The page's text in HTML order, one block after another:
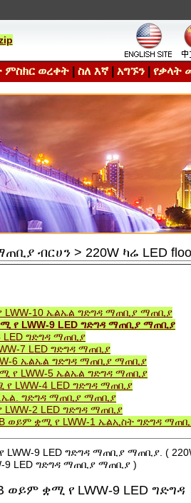
ምስክር ወረቀት ስለ እኛ| አግኙን የቃላት
ብርሀን > 220W ካሬ LED
LWW-10 ኤልኤል ግድግዳ ማጠቢያ ማጠቢያ
የ LWW-9 LED ግድግዳ ማጠቢያ ማጠቢያ
LED ግድግዳ ማጠቢያ
7 LED ግድግዳ ማጠቢያ
6 ኤልኤል ግድግዳ ማጠቢያ ማጠቢያ
የ LWW-5 ኤልኤል ግድግዳ ማጠቢያ
የ LWW-4 LED ግድግዳ ማጠቢያ
ግድግዳ ማጠቢያ ማጠቢያ
LWW-2 LED ግድግዳ ማጠቢያ
ወይም ቋሚ የ LWW-1 ኤልኢስት ግድግዳ
LWW-9 LED ግድግዳ ማጠቢያ ማጠቢያ. (
9 LED ግድግዳ ማጠቢያ ማጠቢያ )
ወይም ቋሚ የ LWW-9 LED ግድግዳ